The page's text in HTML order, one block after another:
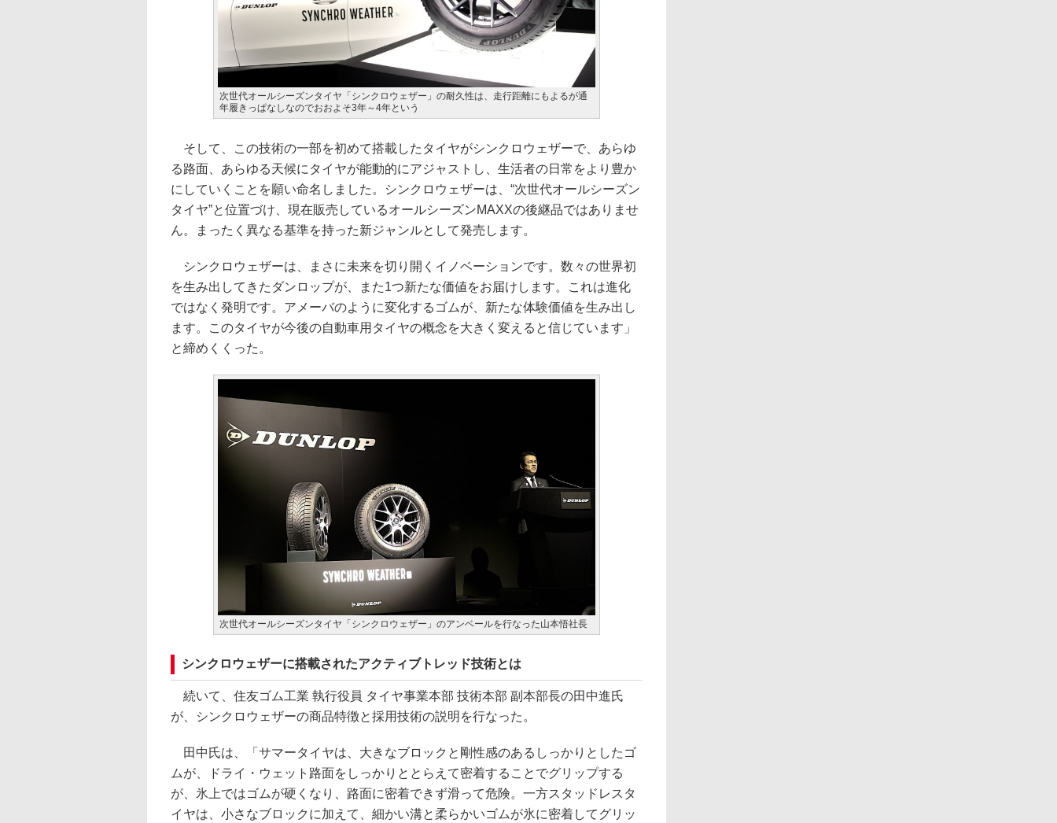
次世代オールシーズンタイヤ「シンクロウェザー」の耐久性は、走行距離にもよるが通
年履きっぱなしなのでおおよそ3年～4年という
そして、この技術の一部を初めて搭載したタイヤがシンクロウェザーで、あらゆ
る路面、あらゆる天候にタイヤが能動的にアジャストし、生活者の日常をより豊か
にしていくことを願い命名しました。シンクロウェザーは、“次世代オールシーズン
タイヤ”と位置づけ、現在販売しているオールシーズンMAXXの後継品ではありませ
ん。まったく異なる基準を持った新ジャンルとして発売します。
シンクロウェザーは、まさに未来を切り開くイノベーションです。数々の世界初
を生み出してきたダンロップが、また1つ新たな価値をお届けします。これは進化
ではなく発明です。アメーバのように変化するゴムが、新たな体験価値を生み出し
ます。このタイヤが今後の自動車用タイヤの概念を大きく変えると信じています」
と締めくくった。
次世代オールシーズンタイヤ「シンクロウェザー」のアンベールを行なった山本悟社長
シンクロウェザーに搭載されたアクティブトレッド技術とは
続いて、住友ゴム工業 執行役員 タイヤ事業本部 技術本部 副本部長の田中進氏
が、シンクロウェザーの商品特徴と採用技術の説明を行なった。
田中氏は、「サマータイヤは、大きなブロックと剛性感のあるしっかりとしたゴ
ムが、ドライ・ウェット路面をしっかりととらえて密着することでグリップする
が、氷上ではゴムが硬くなり、路面に密着できず滑って危険。一方スタッドレスタ
イヤは、小さなブロックに加えて、細かい溝と柔らかいゴムが氷に密着してグリッ